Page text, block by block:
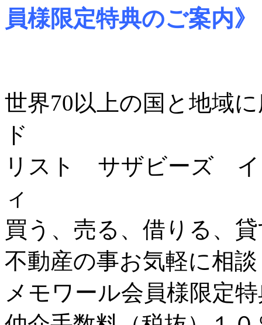
員様限定特典のご案内》
世界70以上の国と地域
ド
リスト サザビーズ
ィ
買う、売る、借りる、
不動産の事お気軽に相
メモワール会員様限定